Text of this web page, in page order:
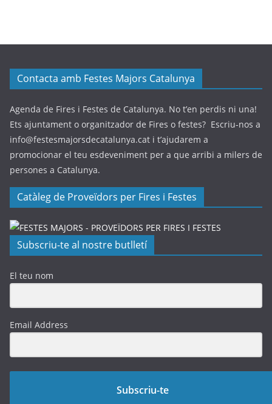
Contacta amb Festes Majors Catalunya
Agenda de Fires i Festes de Catalunya. No t’en perdis ni una!
Ets ajuntament o organitzador de Fires o festes? Escriu-nos a
info@festesmajorsdecatalunya.cat i t’ajudarem a
promocionar el teu esdeveniment per a que arribi a milers de
persones a Catalunya.
Catàleg de Proveïdors per Fires i Festes
Subscriu-te al nostre butlletí
El teu nom
Email Address
Subscriu-te